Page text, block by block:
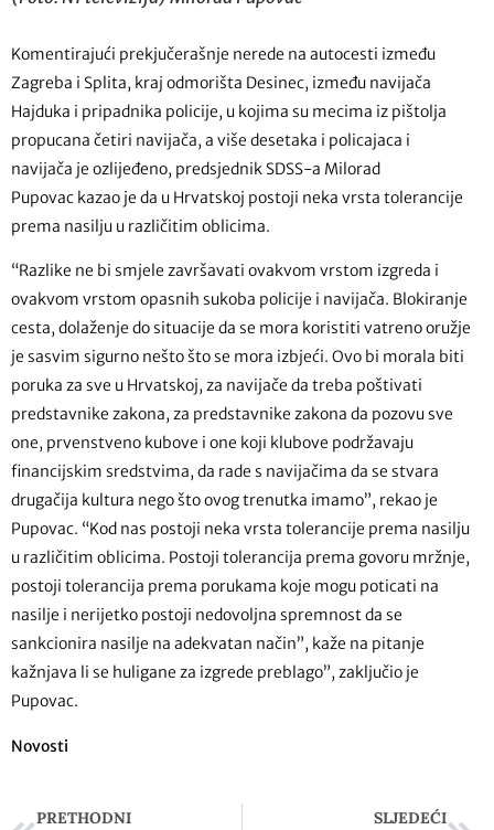
Komentirajući prekjučerašnje nerede na autocesti između
Zagreba i Splita, kraj odmorišta Desinec, između navijača
Hajduka i pripadnika policije, u kojima su mecima iz pištolja
propucana četiri navijača, a više desetaka i policajaca i
navijača je ozlijeđeno, predsjednik SDSS-a Milorad
Pupovac kazao je da u Hrvatskoj postoji neka vrsta tolerancije
prema nasilju u različitim oblicima.
“Razlike ne bi smjele završavati ovakvom vrstom izgreda i
ovakvom vrstom opasnih sukoba policije i navijača. Blokiranje
cesta, dolaženje do situacije da se mora koristiti vatreno oružje
je sasvim sigurno nešto što se mora izbjeći. Ovo bi morala biti
poruka za sve u Hrvatskoj, za navijače da treba poštivati
predstavnike zakona, za predstavnike zakona da pozovu sve
one, prvenstveno kubove i one koji klubove podržavaju
financijskim sredstvima, da rade s navijačima da se stvara
drugačija kultura nego što ovog trenutka imamo”, rekao je
Pupovac. “Kod nas postoji neka vrsta tolerancije prema nasilju
u različitim oblicima. Postoji tolerancija prema govoru mržnje,
postoji tolerancija prema porukama koje mogu poticati na
nasilje i nerijetko postoji nedovoljna spremnost da se
sankcionira nasilje na adekvatan način”, kaže na pitanje
kažnjava li se huligane za izgrede preblago”, zaključio je
Pupovac.
Novosti
PRETHODNI SLJEDEĆI